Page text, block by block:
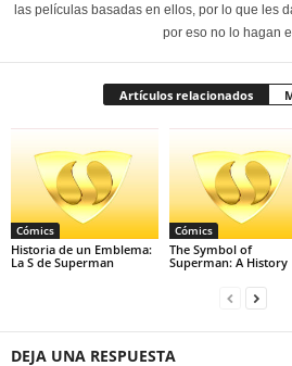
las películas basadas en ellos, por lo que les
por eso no lo hagan
Artículos relacionados
Cómics
Historia de un Emblema:
La S de Superman
Cómics
The Symbol of
Superman: A History
DEJA UNA RESPUESTA